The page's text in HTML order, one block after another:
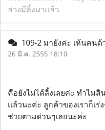
ล่างมีลิ้งมาเเล้ว
109-2 มายังค่ะ เห้นคนด้
26 มี.ค. 2555 18:10
คือยังไม่ได้ลิ้งเลยค่ะ ทำไม
เเล้วนะค่ะ ลูกค้าของเราก็เร่
ช่วยตามด่วนๆเลยนะค่ะ